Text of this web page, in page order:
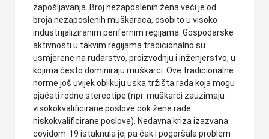
zapošljavanja. Broj nezaposlenih žena veći je od
broja nezaposlenih muškaraca, osobito u visoko
industrijaliziranim perifernim regijama. Gospodarske
aktivnosti u takvim regijama tradicionalno su
usmjerene na rudarstvo, proizvodnju i inženjerstvo, u
kojima često dominiraju muškarci. Ove tradicionalne
norme još uvijek oblikuju uska tržišta rada koja mogu
ojačati rodne stereotipe (npr. muškarci zauzimaju
visokokvalificirane poslove dok žene rade
niskokvalificirane poslove). Nedavna kriza izazvana
covidom-19 istaknula je, pa čak i pogoršala problem